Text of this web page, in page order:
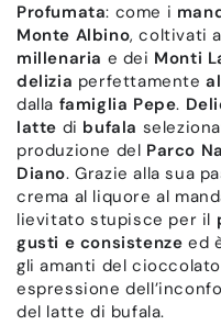
di
Bufala
e
Crema
al
Mandarino
di
Bufala
e
Crema
al
Mandarino
Profumata: come i
Monte Albino, coltivati
millenaria e dei Monti
delizia perfettamente
dalla famiglia Pepe.
latte di bufala
produzione del Parco
Diano. Grazie alla sua
crema al liquore al
lievitato stupisce per il
gusti e consistenze ed
gli amanti del
espressione
del latte di bufala.